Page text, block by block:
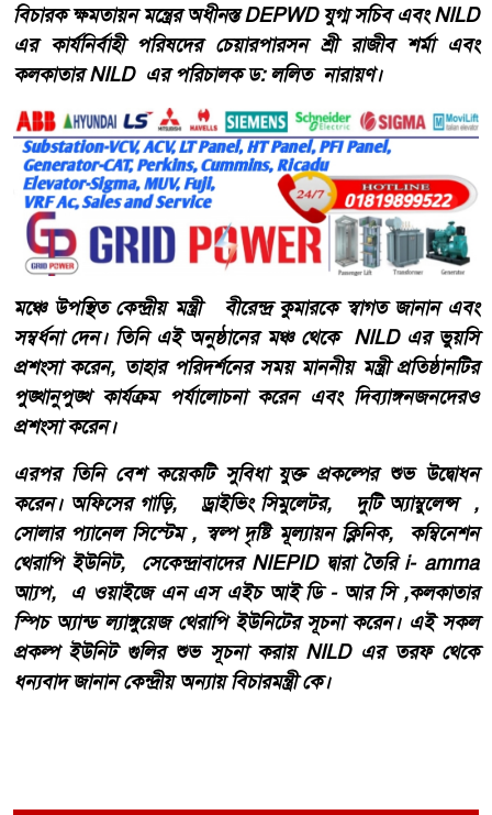
বিচারক ক্ষমতায়ন মন্ত্রের অধীনস্ত DEPWD যুগ্ম সচিব এবং NILD
এর কার্যনির্বাহী পরিষদের চেয়ারপারসন শ্রী রাজীব শর্মা এবং
কলকাতার NILD এর পরিচালক ড: ললিত নারায়ণ।
মঞ্চে উপস্থিত কেন্দ্রীয় মন্ত্রী বীরেন্দ্র কুমারকে স্বাগত জানান এবং
সম্বর্ধনা দেন। তিনি এই অনুষ্ঠানের মঞ্চ থেকে NILD এর ভুয়সি
প্রশংসা করেন, তাহার পরিদর্শনের সময় মাননীয় মন্ত্রী প্রতিষ্ঠানটির
পুঙ্খানুপুঙ্খ কার্যক্রম পর্যালোচনা করেন এবং দিব্যাঙ্গনজনদেরও
প্রশংসা করেন।
এরপর তিনি বেশ কয়েকটি সুবিধা যুক্ত প্রকল্পের শুভ উদ্বোধন
করেন। অফিসের গাড়ি, ড্রাইভিং সিমুলেটর, দুটি অ্যাম্বুলেন্স ,
সোলার প্যানেল সিস্টেম , স্বল্প দৃষ্টি মূল্যায়ন ক্লিনিক, কম্বিনেশন
থেরাপি ইউনিট, সেকেন্দ্রাবাদের NIEPID দ্বারা তৈরি i- amma
আ্যপ, এ ওয়াইজে এন এস এইচ আই ডি - আর সি ,কলকাতার
স্পিচ অ্যান্ড ল্যাঙ্গুয়েজ থেরাপি ইউনিটের সূচনা করেন। এই সকল
প্রকল্প ইউনিট গুলির শুভ সূচনা করায় NILD এর তরফ থেকে
ধন্যবাদ জানান কেন্দ্রীয় অন্যায় বিচারমন্ত্রী কে।